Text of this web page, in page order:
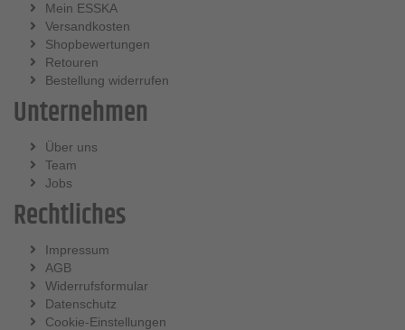
Mein ESSKA
Versandkosten
Shopbewertungen
Retouren
Bestellung widerrufen
Unternehmen
Über uns
Team
Jobs
Rechtliches
Impressum
AGB
Widerrufsformular
Datenschutz
Cookie-Einstellungen